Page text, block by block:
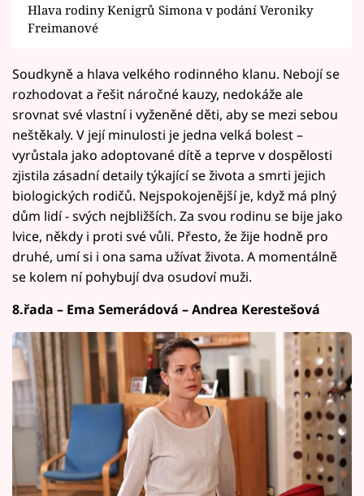
Hlava rodiny Kenigrů Simona v podání Veroniky
Freimanové
Soudkyně a hlava velkého rodinného klanu. Nebojí se
rozhodovat a řešit náročné kauzy, nedokáže ale
srovnat své vlastní i vyženěné děti, aby se mezi sebou
neštěkaly. V její minulosti je jedna velká bolest –
vyrůstala jako adoptované dítě a teprve v dospělosti
zjistila zásadní detaily týkající se života a smrti jejich
biologických rodičů. Nejspokojenější je, když má plný
dům lidí - svých nejbližších. Za svou rodinu se bije jako
lvice, někdy i proti své vůli. Přesto, že žije hodně pro
druhé, umí si i ona sama užívat života. A momentálně
se kolem ní pohybují dva osudoví muži.
8.řada – Ema Semerádová – Andrea Kerestešová